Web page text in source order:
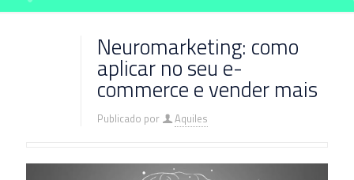
Neuromarketing: como
aplicar no seu e-
commerce e vender mais
Publicado por Aquiles